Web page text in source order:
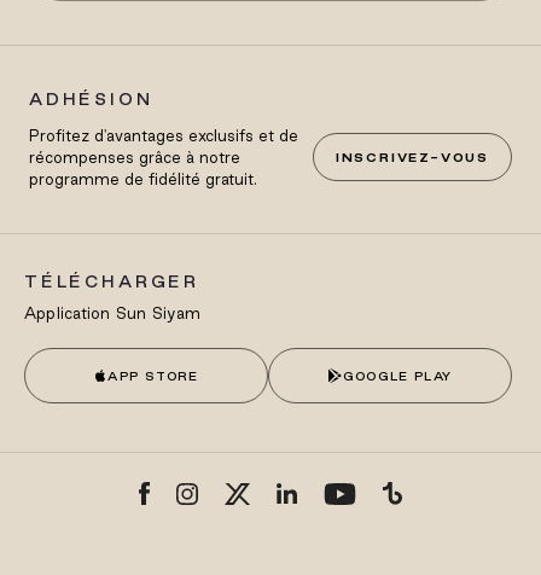
ADHÉSION
Profitez d'avantages exclusifs et de
récompenses grâce à notre
programme de fidélité gratuit.
INSCRIVEZ-VOUS
TÉLÉCHARGER
Application Sun Siyam
APP STORE GOOGLE PLAY